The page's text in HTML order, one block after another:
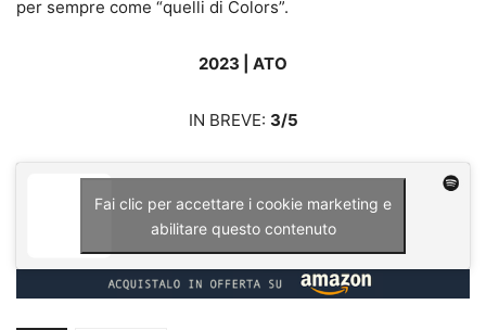
per sempre come “quelli di Colors”.
2023 | ATO
IN BREVE: 3/5
Fai clic per accettare i cookie marketing e
abilitare questo contenuto